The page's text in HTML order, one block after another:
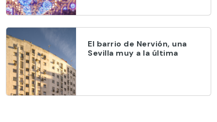
El barrio de Nervión, una
Sevilla muy a la última